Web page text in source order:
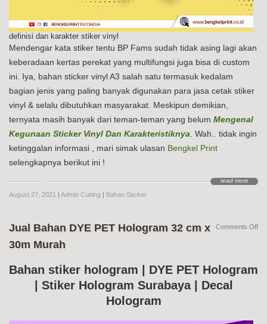
definisi dan karakter stiker vinyl
Mendengar kata stiker tentu BP Fams sudah tidak asing lagi akan
keberadaan kertas perekat yang multifungsi juga bisa di custom
ini. Iya, bahan sticker vinyl A3 salah satu termasuk kedalam
bagian jenis yang paling banyak digunakan para jasa cetak stiker
vinyl & selalu dibutuhkan masyarakat. Meskipun demikian,
ternyata masih banyak dari teman-teman yang belum Mengenal
Kegunaan Sticker Vinyl Dan Karakteristiknya. Wah.. tidak ingin
ketinggalan informasi , mari simak ulasan Bengkel Print
selengkapnya berikut ini !
read more
August 27, 2021 Admin Cutting Bahan Sticker
Jual Bahan DYE PET Hologram 32 cm x
30m Murah
Bahan stiker hologram | DYE PET Hologram
| Stiker Hologram Surabaya | Decal
Hologram
Comments Offon